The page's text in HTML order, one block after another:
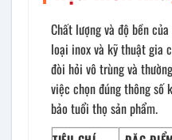
Chất lượng và độ bền
loại inox và kỹ thuật gia
đòi hỏi vô trùng và
việc chọn đúng thông số
bảo tuổi thọ sản phẩm.